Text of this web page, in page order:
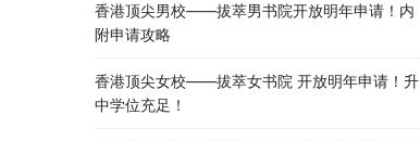
香港顶尖男校——拔萃男书院开放明年申请！内
附申请攻略
香港顶尖女校——拔萃女书院 开放明年申请！升
中学位充足！